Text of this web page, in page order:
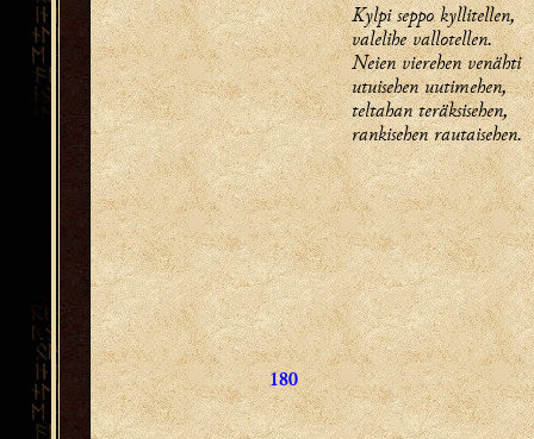
180
Kylpi seppo kyllitellen,
valelihe vallotellen.
Neien vierehen venähti
utuisehen uutimehen,
teltahan teräksisehen,
rankisehen rautaisehen.